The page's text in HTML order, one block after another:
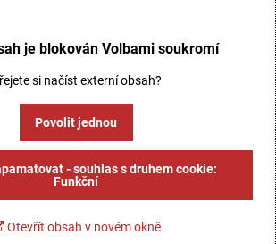
je blokován Volbami soukromí
si načíst externí obsah?
Povolit jednou
- souhlas s druhem cookie:
Funkční
Otevřít obsah v novém okně